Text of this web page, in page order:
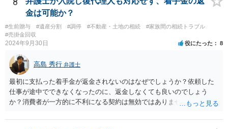
金は可能か？
#生前贈与 #遺産分割 #調停 #不動産・土地の相続
#家族間の相続トラブル
#売掛金回収
2024年9月30日 役にたった 8
高島 秀行 弁護士
最初に支払った着手金が返金されないのはなぜでしょうか？依頼した
仕事が途中でできなくなったのに、返金しなくても良いのでしょう
か？消費者が一方的に不利になる契約は無効ではありませんか？
務があると思います。 倒れた弁護士が所属する弁護士会に相談さ